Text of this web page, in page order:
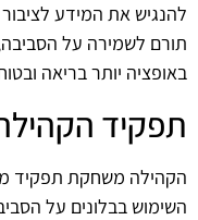
להנגיש את המידע
תורם לשמירה על
באופציה יותר בריאה
תפקיד
הקהילה משחקת תפקיד
השימוש בבלונים על